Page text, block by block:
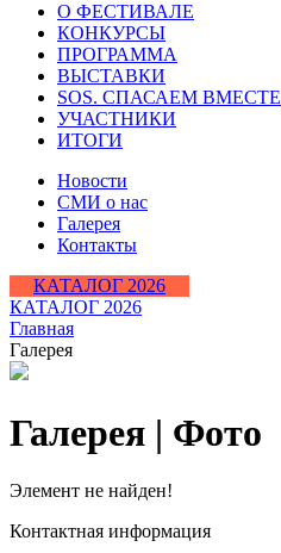
О ФЕСТИВАЛЕ
КОНКУРСЫ
ПРОГРАММА
ВЫСТАВКИ
SOS. СПАСАЕМ ВМЕСТЕ
УЧАСТНИКИ
ИТОГИ
Новости
СМИ о нас
Галерея
Контакты
КАТАЛОГ 2026
КАТАЛОГ 2026
Главная
Галерея
Галерея | Фото
Элемент не найден!
Контактная информация